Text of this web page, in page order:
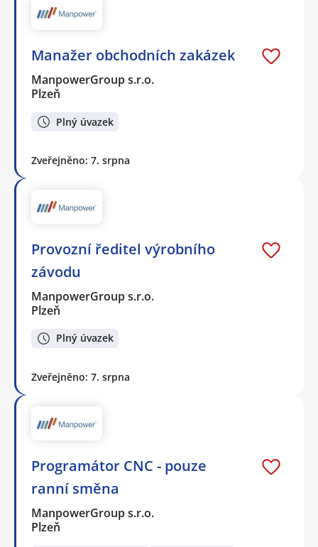
Manažer obchodních zakázek
ManpowerGroup s.r.o.
Plzeň
Plný úvazek
Zveřejněno: 7. srpna
Provozní ředitel výrobního
závodu
ManpowerGroup s.r.o.
Plzeň
Plný úvazek
Zveřejněno: 7. srpna
Programátor CNC - pouze
ranní směna
ManpowerGroup s.r.o.
Plzeň